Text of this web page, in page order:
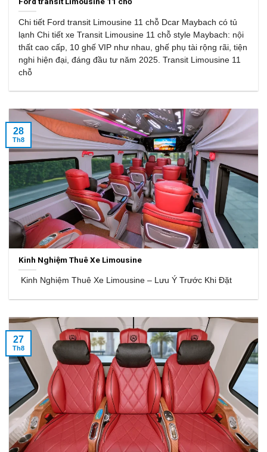
Chi tiết Ford transit Limousine 11 chỗ Dcar Maybach có tủ
lạnh Chi tiết xe Transit Limousine 11 chỗ style Maybach: nội
thất cao cấp, 10 ghế VIP như nhau, ghế phụ tài rộng rãi, tiện
nghi hiện đại, đáng đầu tư năm 2025. Transit Limousine 11
chỗ
Kinh Nghiệm Thuê Xe Limousine
Kinh Nghiệm Thuê Xe Limousine – Lưu Ý Trước Khi Đặt
28
Th8
27
Th8